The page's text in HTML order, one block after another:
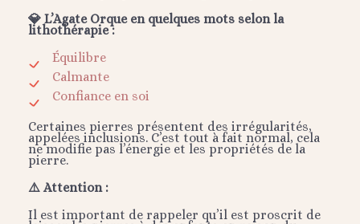
💎 L’Agate Orque en quelques mots selon la
lithothérapie :
Équilibre
Calmante
Confiance en soi
Certaines pierres présentent des irrégularités,
appelées inclusions. C’est tout à fait normal, cela
ne modifie pas l’énergie et les propriétés de la
pierre.
⚠️ Attention :
Il est important de rappeler qu’il est proscrit de